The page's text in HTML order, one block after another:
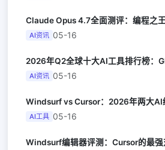
AI资讯 05-16
AI资讯 05-16
AI工具 05-16